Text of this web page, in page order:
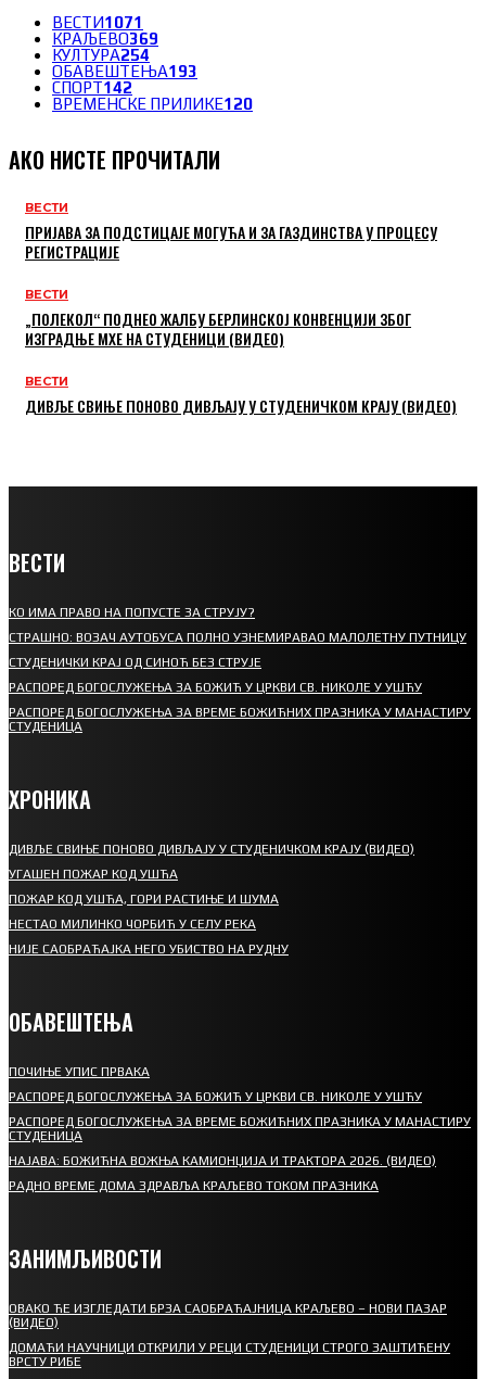
ВЕСТИ1071
КРАЉЕВО369
КУЛТУРА254
ОБАВЕШТЕЊА193
СПОРТ142
ВРЕМЕНСКЕ ПРИЛИКЕ120
АКО НИСТЕ ПРОЧИТАЛИ
ВЕСТИ
ПРИЈАВА ЗА ПОДСТИЦАЈЕ МОГУЋА И ЗА ГАЗДИНСТВА У ПРОЦЕСУ
РЕГИСТРАЦИЈЕ
ВЕСТИ
„ПОЛЕКОЛ“ ПОДНЕО ЖАЛБУ БЕРЛИНСКОЈ КОНВЕНЦИЈИ ЗБОГ
ИЗГРАДЊЕ МХЕ НА СТУДЕНИЦИ (ВИДЕО)
ВЕСТИ
ДИВЉЕ СВИЊЕ ПОНОВО ДИВЉАЈУ У СТУДЕНИЧКОМ КРАЈУ (ВИДЕО)
ВЕСТИ
КО ИМА ПРАВО НА ПОПУСТЕ ЗА СТРУЈУ?
СТРАШНО: ВОЗАЧ АУТОБУСА ПОЛНО УЗНЕМИРАВАО МАЛОЛЕТНУ ПУТНИЦУ
СТУДЕНИЧКИ КРАЈ ОД СИНОЋ БЕЗ СТРУЈЕ
РАСПОРЕД БОГОСЛУЖЕЊА ЗА БОЖИЋ У ЦРКВИ СВ. НИКОЛЕ У УШЋУ
РАСПОРЕД БОГОСЛУЖЕЊА ЗА ВРЕМЕ БОЖИЋНИХ ПРАЗНИКА У МАНАСТИРУ
СТУДЕНИЦА
ХРОНИКА
ДИВЉЕ СВИЊЕ ПОНОВО ДИВЉАЈУ У СТУДЕНИЧКОМ КРАЈУ (ВИДЕО)
УГАШЕН ПОЖАР КОД УШЋА
ПОЖАР КОД УШЋА, ГОРИ РАСТИЊЕ И ШУМА
НЕСТАО МИЛИНКО ЧОРБИЋ У СЕЛУ РЕКА
НИЈЕ САОБРАЋАЈКА НЕГО УБИСТВО НА РУДНУ
ОБАВЕШТЕЊА
ПОЧИЊЕ УПИС ПРВАКА
РАСПОРЕД БОГОСЛУЖЕЊА ЗА БОЖИЋ У ЦРКВИ СВ. НИКОЛЕ У УШЋУ
РАСПОРЕД БОГОСЛУЖЕЊА ЗА ВРЕМЕ БОЖИЋНИХ ПРАЗНИКА У МАНАСТИРУ
СТУДЕНИЦА
НАЈАВА: БОЖИЋНА ВОЖЊА КАМИОНЏИЈА И ТРАКТОРА 2026. (ВИДЕО)
РАДНО ВРЕМЕ ДОМА ЗДРАВЉА КРАЉЕВО ТОКОМ ПРАЗНИКА
ЗАНИМЉИВОСТИ
ОВАКО ЋЕ ИЗГЛЕДАТИ БРЗА САОБРАЋАЈНИЦА КРАЉЕВО – НОВИ ПАЗАР
(ВИДЕО)
ДОМАЋИ НАУЧНИЦИ ОТКРИЛИ У РЕЦИ СТУДЕНИЦИ СТРОГО ЗАШТИЋЕНУ
ВРСТУ РИБЕ